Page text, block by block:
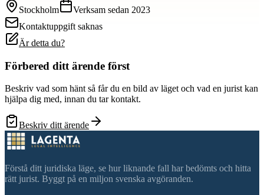
Stockholm Verksam sedan 2023
Kontaktuppgift saknas
Är detta du?
Förbered ditt ärende först
Beskriv vad som hänt så får du en bild av läget och vad en jurist kan
hjälpa dig med, innan du tar kontakt.
Beskriv ditt ärende
Förstå ditt juridiska läge, se hur liknande fall har bedömts och hitta
rätt jurist. Byggt på en miljon svenska avgöranden.